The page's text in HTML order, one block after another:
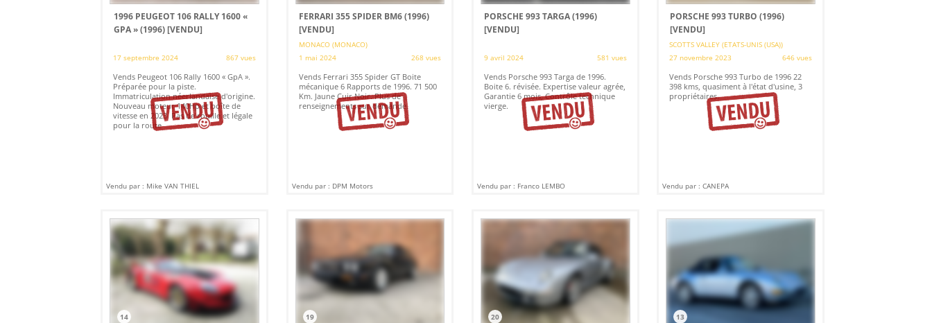
1996 PEUGEOT 106 RALLY 1600 «
GPA » (1996)[VENDU]
17 septembre 2024 867 vues
Vends Peugeot 106 Rally 1600 « GpA ».
Préparée pour la piste.
Immatriculation néerlandaise d'origine.
Nouveau moteur 140Hp et boîte de
vitesse en 2023. Pas de rouille et légale
pour la route
Vendu par : Mike VAN THIEL
FERRARI 355 SPIDER BM6 (1996)
[VENDU]
MONACO (MONACO)
1 mai 2024
268 vues
Vends Ferrari 355 Spider GT Boite
mécanique 6 Rapports de 1996. 71 500
Km. Jaune Cuir Noir. Plus de
renseignements sur demande.
Vendu par : DPM Motors
PORSCHE 993 TARGA (1996)
[VENDU]
9 avril 2024 581 vues
Vends Porsche 993 Targa de 1996.
Boite 6. révisée. Expertise valeur agrée,
Garantie 6 mois, Contrôle technique
vierge.
Vendu par : Franco LEMBO
PORSCHE 993 TURBO (1996)
[VENDU]
SCOTTS VALLEY (ETATS-UNIS (USA))
27 novembre 2023
646 vues
Vends Porsche 993 Turbo de 1996 22
398 kms, quasiment à l'état d'usine, 3
propriétaires.
Vendu par : CANEPA
14 19 20 13